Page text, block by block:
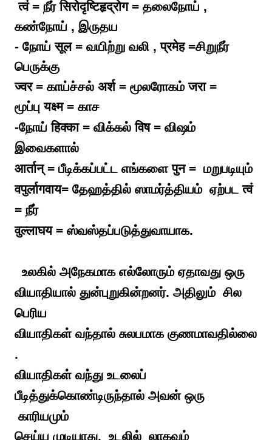
त्वं = நீர் सिरोदृष्टिहृद्रोग = தலைநோய் ,
கண்நோய் , இருதய
- நோய் सूल = வயிற்று வலி , प्रमेह =சிறுநீர்
பெருக்கு
ज्वर = காய்ச்சல் अर्श = மூலரோகம் जरा =
மூப்புयक्ष्म = காச
-நோய் हिक्का = விக்கல் विष = விஷம்
இவைகளால்
आर्तान् = பீடிக்கப்பட்ட எங்களை पुन = மறுபடியும்
वपुर्लागवाय= தேஹத்தில் ஸாமர்த்தியம் ஏற்பட त्वं
= நீர்
वुल्लाघय = ஸ்வஸ்தப்படுத்துவாயாக.
உலகில் அநேகமாக எல்லோரும் ஏதாவது ஒரு
வியாதியால் துன்புறுகின்றனர். அதிலும் சில
பெரிய
வியாதிகள் வந்தால் சுலபமாக குணமாவதில்லை
.
வியாதிகள் வந்து உடலைப்
பீடித்துக்கொண்டிருந்தால் அவன் ஒரு
காரியமும்
செய்ய முடியாது. உடலில் லாகவம்